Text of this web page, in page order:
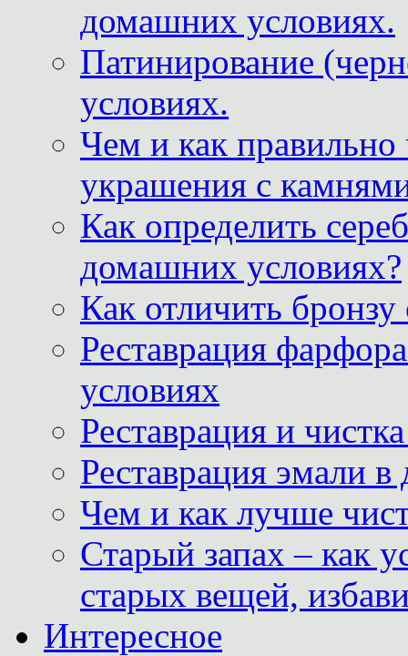
домашних условиях.
Патинирование
условиях.
Чем и как
украшения с
Как определить
домашних условиях?
Как отличить
Реставрация
условиях
Реставрация и
Реставрация эмали
Чем и как лучше
Старый запах – как
старых вещей,
Интересное